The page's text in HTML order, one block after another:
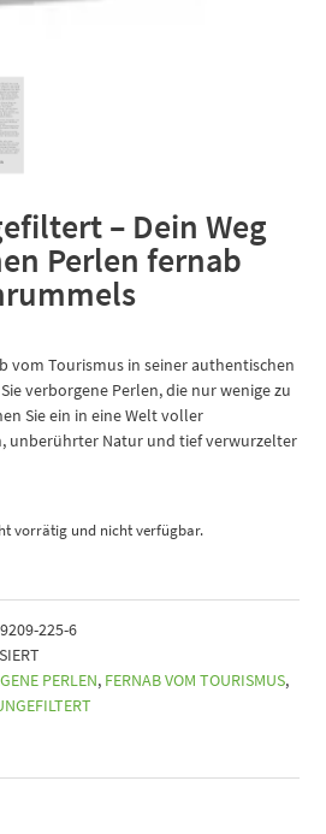
– Dein Weg
Perlen fernab
vom Tourismus in seiner authentischen
verborgene Perlen, die nur wenige zu
Sie ein in eine Welt voller
unberührter Natur und tief verwurzelter
vorrätig und nicht verfügbar.
225-6
PERLEN, FERNAB VOM TOURISMUS,